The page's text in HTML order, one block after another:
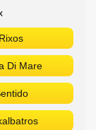
Rixos
Di Mare